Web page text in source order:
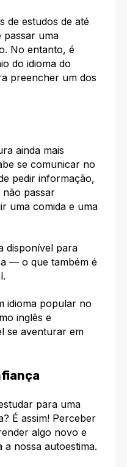
de estudos de até
passar uma
. No entanto, é
do idioma do
preencher um dos
ainda mais
se comunicar no
pedir informação,
passar
uma comida e uma
disponível para
— o que também é
idioma popular no
inglês e
se aventurar em
para uma
É assim! Perceber
algo novo e
nossa autoestima.